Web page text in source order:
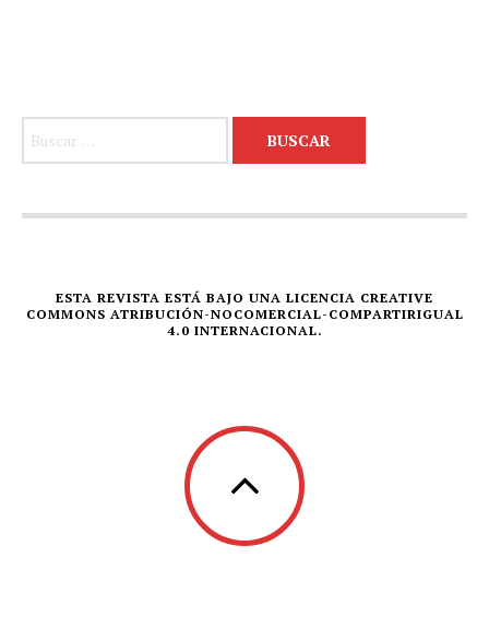
ESTA REVISTA ESTÁ BAJO UNA LICENCIA CREATIVE
COMMONS ATRIBUCIÓN-NOCOMERCIAL-COMPARTIRIGUAL
4.0 INTERNACIONAL.